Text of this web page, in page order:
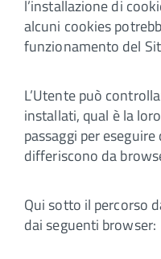
l’installazione di
alcuni cookies
funzionamento del
L’Utente può
installati, qual è la
passaggi per
differiscono da
Qui sotto il percorso
dai seguenti browser: